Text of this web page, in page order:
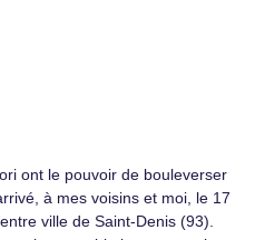
ont le pouvoir de bouleverser
à mes voisins et moi, le 17
ville de Saint-Denis (93).